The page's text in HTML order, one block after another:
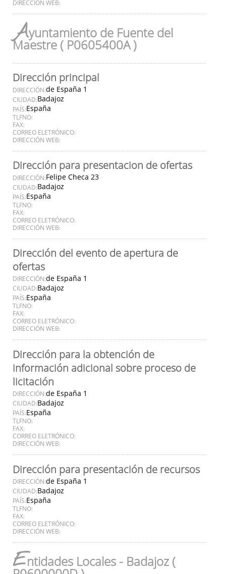
DIRECCIÓN WEB:
Ayuntamiento de Fuente del
Maestre ( P0605400A )
Dirección principal
DIRECCIÓN:de España 1
CIUDAD:Badajoz
PAÍS:España
TLFNO:
FAX:
CORREO ELETRÓNICO:
DIRECCIÓN WEB:
Dirección para presentacion de ofertas
DIRECCIÓN:Felipe Checa 23
CIUDAD:Badajoz
PAÍS:España
TLFNO:
FAX:
CORREO ELETRÓNICO:
DIRECCIÓN WEB:
Dirección del evento de apertura de
ofertas
DIRECCIÓN:de España 1
CIUDAD:Badajoz
PAÍS:España
TLFNO:
FAX:
CORREO ELETRÓNICO:
DIRECCIÓN WEB:
Dirección para la obtención de
información adicional sobre proceso de
licitación
DIRECCIÓN:de España 1
CIUDAD:Badajoz
PAÍS:España
TLFNO:
FAX:
CORREO ELETRÓNICO:
DIRECCIÓN WEB:
Dirección para presentación de recursos
DIRECCIÓN:de España 1
CIUDAD:Badajoz
PAÍS:España
TLFNO:
FAX:
CORREO ELETRÓNICO:
DIRECCIÓN WEB:
Entidades Locales - Badajoz (